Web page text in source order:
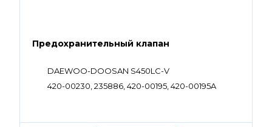
Предохранительный клапан
DAEWOO-DOOSAN S450LC-V
420-00230, 235886, 420-00195, 420-00195A